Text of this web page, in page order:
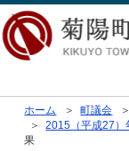
ホーム ＞町議会
＞2015（平成27）
果